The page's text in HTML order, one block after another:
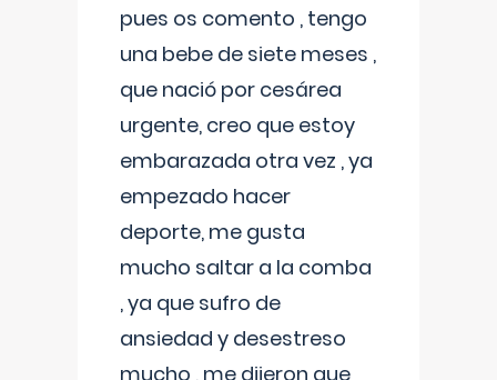
pues os comento , tengo
una bebe de siete meses ,
que nació por cesárea
urgente, creo que estoy
embarazada otra vez , ya
empezado hacer
deporte, me gusta
mucho saltar a la comba
, ya que sufro de
ansiedad y desestreso
mucho , me dijeron que